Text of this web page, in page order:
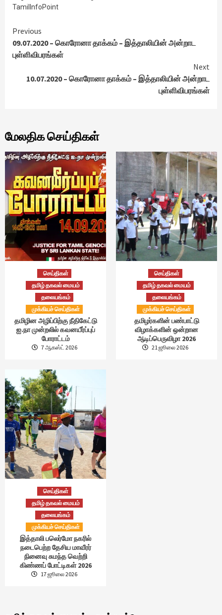
TamilInfoPoint
Continue
Reading
Previous
09.07.2020 – கொரோனா தாக்கம் – இத்தாலியின் அன்றாட
புள்ளிவிபரங்கள்
Next
10.07.2020 – கொரோனா தாக்கம் – இத்தாலியின் அன்றாட
புள்ளிவிபரங்கள்
மேலதிக செய்திகள்
செய்திகள்
தமிழ் தகவல் மையம்
தலையங்கம்
முக்கியச் செய்திகள்
தமிழின அழிப்பிற்கு நீதிகேட்டு
ஐ.நா முன்றலில் கவனயீர்ப்புப்
போராட்டம்
7 ஆகஸ்ட் 2026
செய்திகள்
தமிழ் தகவல் மையம்
தலையங்கம்
முக்கியச் செய்திகள்
தமிழர்களின் பண்பாட்டு
விழாக்களின் ஒன்றான
ஆடிப்பெருவிழா 2026
21 ஜூலை 2026
செய்திகள்
தமிழ் தகவல் மையம்
தலையங்கம்
முக்கியச் செய்திகள்
இத்தாலி பலெர்மோ நகரில்
நடைபெற்ற தேசிய மாவீரர்
நினைவு சுமந்த வெற்றி
கிண்ணப் போட்டிகள் 2026
17 ஜூலை 2026